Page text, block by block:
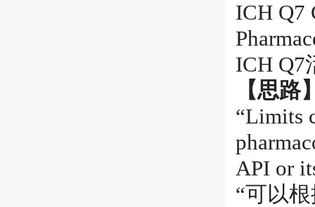
ICH Q7
ICH Q7
【思路
“Limits
API or
“可以